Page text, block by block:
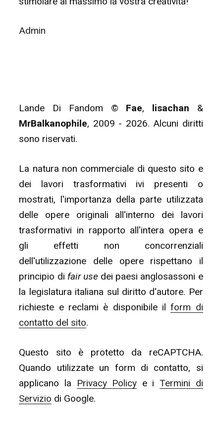
Admin
Lande Di Fandom © Fae, lisachan &
MrBalkanophile, 2009 - 2026. Alcuni diritti
sono riservati.
La natura non commerciale di questo sito e
dei lavori trasformativi ivi presenti o
mostrati, l'importanza della parte utilizzata
delle opere originali all'interno dei lavori
trasformativi in rapporto all'intera opera e
gli effetti non concorrenziali
dell'utilizzazione delle opere rispettano il
principio di fair usedei paesi anglosassoni e
la legislatura italiana sul diritto d'autore. Per
richieste e reclami è disponibile ilform di
contatto del sito.
Questo sito è protetto da reCAPTCHA.
Quando utilizzate un form di contatto, si
applicano la
Privacy Policy e iTermini di
Servizio di Google.